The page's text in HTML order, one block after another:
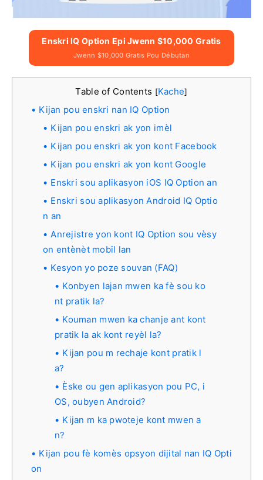
Enskri IQ Option Epi Jwenn $10,000 Gratis
Jwenn $10,000 Gratis Pou Débutan
Table of Contents [Kache]
Kijan pou enskri nan IQ Option
Kijan pou enskri ak yon imèl
Kijan pou enskri ak yon kont Facebook
Kijan pou enskri ak yon kont Google
Enskri sou aplikasyon iOS IQ Option an
Enskri sou aplikasyon Android IQ Optio
n an
Anrejistre yon kont IQ Option sou vèsy
on entènèt mobil lan
Kesyon yo poze souvan (FAQ)
Konbyen lajan mwen ka fè sou ko
nt pratik la?
Kouman mwen ka chanje ant kont
pratik la ak kont reyèl la?
Kijan pou m rechaje kont pratik l
a?
Èske ou gen aplikasyon pou PC, i
OS, oubyen Android?
Kijan m ka pwoteje kont mwen a
n?
Kijan pou fè komès opsyon dijital nan IQ Opti
on